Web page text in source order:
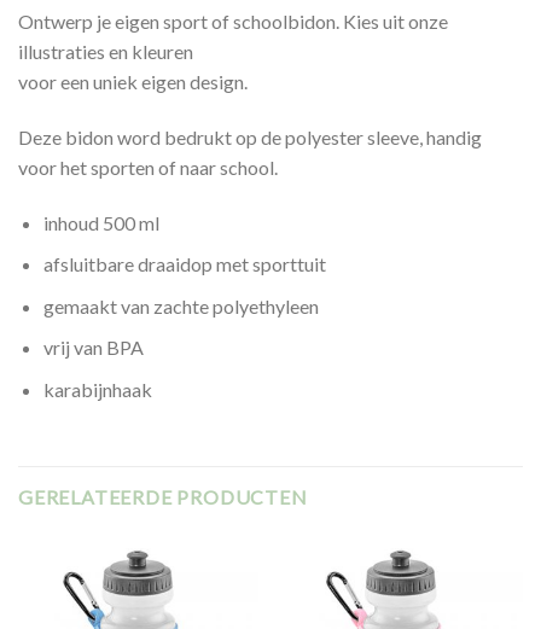
Ontwerp je eigen sport of schoolbidon. Kies uit onze
illustraties en kleuren
voor een uniek eigen design.
Deze bidon word bedrukt op de polyester sleeve, handig
voor het sporten of naar school.
inhoud 500 ml
afsluitbare draaidop met sporttuit
gemaakt van zachte polyethyleen
vrij van BPA
karabijnhaak
GERELATEERDE PRODUCTEN